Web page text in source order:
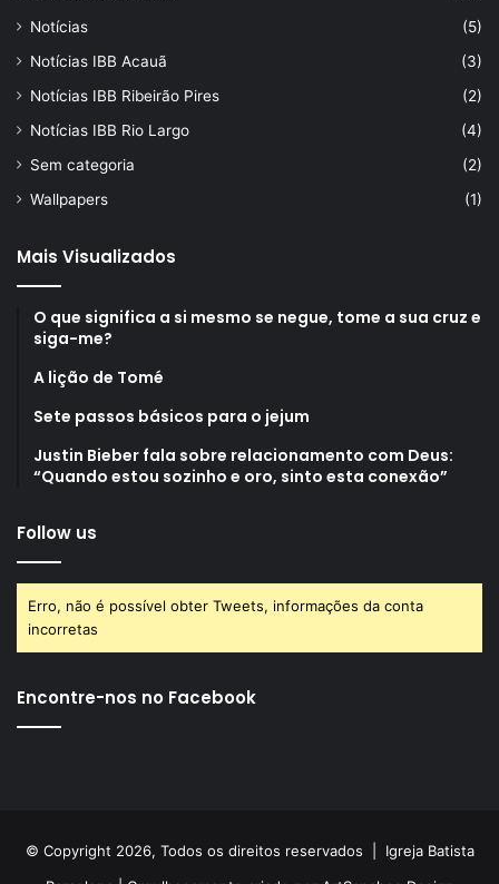
Notícias
(5)
Notícias IBB Acauã
(3)
Notícias IBB Ribeirão Pires
(2)
Notícias IBB Rio Largo
(4)
Sem categoria
(2)
Wallpapers
(1)
Mais Visualizados
O que significa a si mesmo se negue, tome a sua cruz e
siga-me?
A lição de Tomé
Sete passos básicos para o jejum
Justin Bieber fala sobre relacionamento com Deus:
“Quando estou sozinho e oro, sinto esta conexão”
Follow us
Erro, não é possível obter Tweets, informações da conta
incorretas
Encontre-nos no Facebook
© Copyright 2026, Todos os direitos reservados | Igreja Batista